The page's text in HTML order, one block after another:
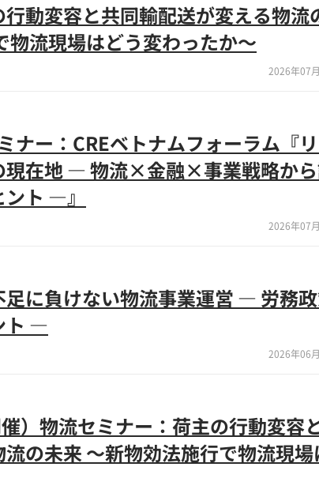
行動変容と共同輸配送が変える物流
物流現場はどう変わったか～
2026年07
ナー：CREベトナムフォーラム『
現在地 ― 物流×金融×事業戦略か
ト ―』
2026年07
足に負けない物流事業運営 ― 労務
ト ―
2026年06
）物流セミナー：荷主の行動変容
の未来 ～新物効法施行で物流現